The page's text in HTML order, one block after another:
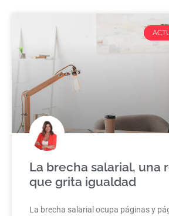
La brecha salarial, una
que grita igualdad
La brecha salarial ocupa páginas y